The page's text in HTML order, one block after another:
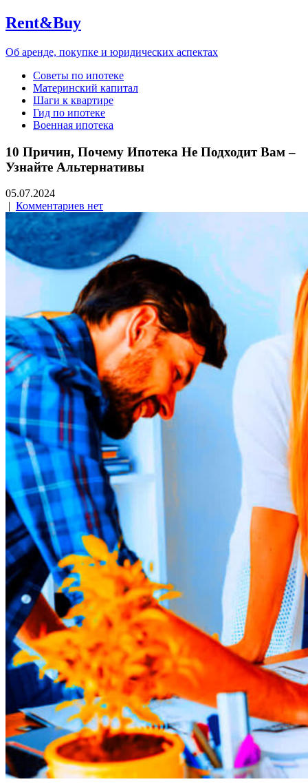
Rent&Buy
Об аренде, покупке и юридических аспектах
Советы по ипотеке
Материнский капитал
Шаги к квартире
Гид по ипотеке
Военная ипотека
10 Причин, Почему Ипотека Не Подходит Вам –
Узнайте Альтернативы
05.07.2024
| Комментариев нет